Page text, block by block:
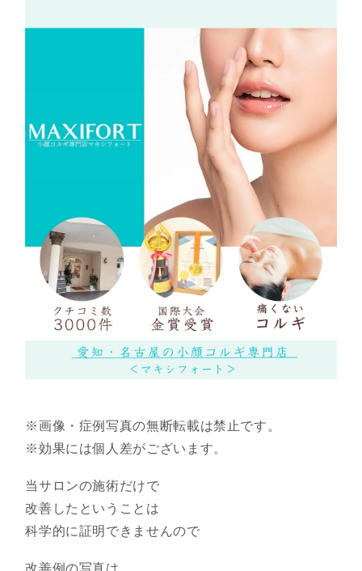
※画像・症例写真の無断転載は禁止です。
※効果には個人差がございます。
当サロンの施術だけで
改善したということは
科学的に証明できませんので